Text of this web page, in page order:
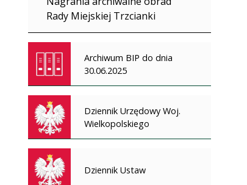
Rady Miejskiej Trzcianki
Archiwum BIP do dnia
30.06.2025
Dziennik Urzędowy Woj.
Wielkopolskiego
Dziennik Ustaw